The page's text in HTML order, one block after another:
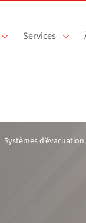
Services
Systèmes